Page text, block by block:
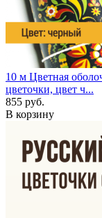
10 м Цветная
цветочки, цвет ч...
855 руб.
В корзину